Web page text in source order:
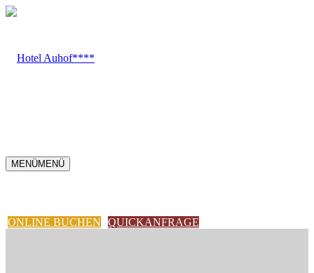
MENÜMENÜ
ONLINE BUCHEN QUICKANFRAGE